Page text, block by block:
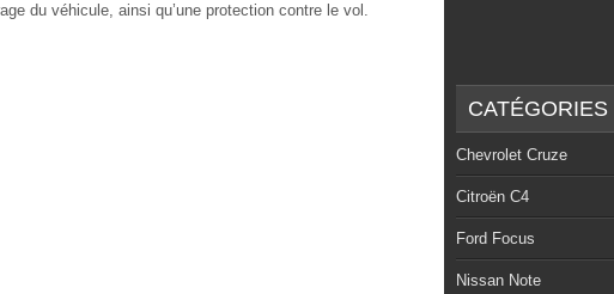
du véhicule, ainsi qu’une protection contre le vol.
CATÉGORIES
Chevrolet Cruze
Citroën C4
Ford Focus
Nissan Note